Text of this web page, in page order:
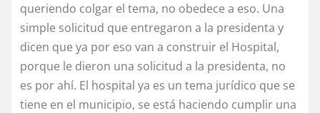
queriendo colgar el tema, no obedece a eso. Una
simple solicitud que entregaron a la presidenta y
dicen que ya por eso van a construir el Hospital,
porque le dieron una solicitud a la presidenta, no
es por ahí. El hospital ya es un tema jurídico que se
tiene en el municipio, se está haciendo cumplir una